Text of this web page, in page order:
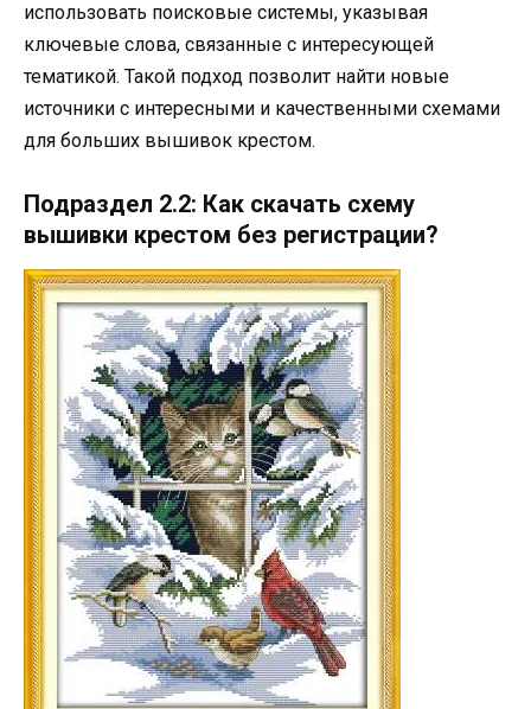
использовать поисковые системы, указывая
ключевые слова, связанные с интересующей
тематикой. Такой подход позволит найти новые
источники с интересными и качественными схемами
для больших вышивок крестом.
Подраздел 2.2: Как скачать схему
вышивки крестом без регистрации?